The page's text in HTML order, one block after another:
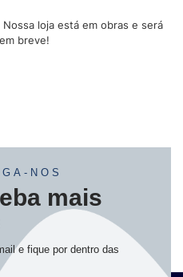
loja está em obras e será
breve!
NOS
mais
e fique por dentro das